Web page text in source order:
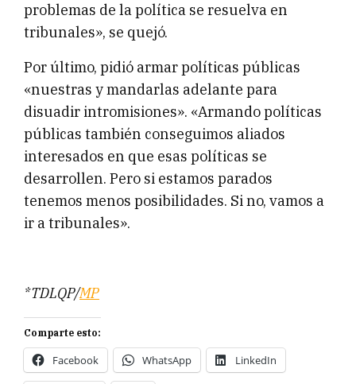
problemas de la política se resuelva en
tribunales», se quejó.
Por último, pidió armar políticas públicas
«nuestras y mandarlas adelante para
disuadir intromisiones». «Armando políticas
públicas también conseguimos aliados
interesados en que esas políticas se
desarrollen. Pero si estamos parados
tenemos menos posibilidades. Si no, vamos a
ir a tribunales».
*TDLQP/MP
Comparte esto:
Facebook WhatsApp LinkedIn